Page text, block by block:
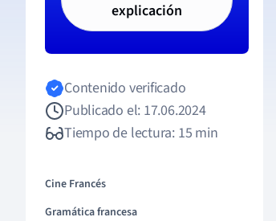
explicación
Contenido verificado
Publicado el: 17.06.2024
Tiempo de lectura: 15 min
Cine Francés
Gramática francesa